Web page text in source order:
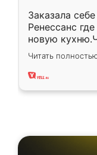
Заказала
Ренессанс
новую
вполне
два года,
Читать